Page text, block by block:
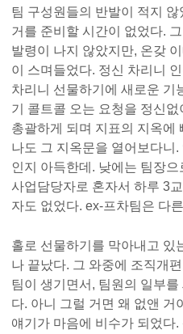
팀 구성원들의 반발이 적지
거를 준비할 시간이 없었다.
발령이 나지 않았지만, 온갖
이 스며들었다. 정신 차리니
차리니 선물하기에 새로운 기
기 콜트콜 오는 요청을 정신
총괄하게 되며 지표의 지옥에
나도 그 지옥문을 열어보다니
인지 아득한데. 낮에는 팀장
사업담당자로 혼자서 하루 3
자도 없었다. ex-프차팀은 다
홀로 선물하기를 막아내고 있
나 끝났다. 그 와중에 조직개
팀이 생기면서, 팀원의 일부
다. 아니 그럴 거면 왜 없앤 거
얘기가 마음에 비수가 되었다